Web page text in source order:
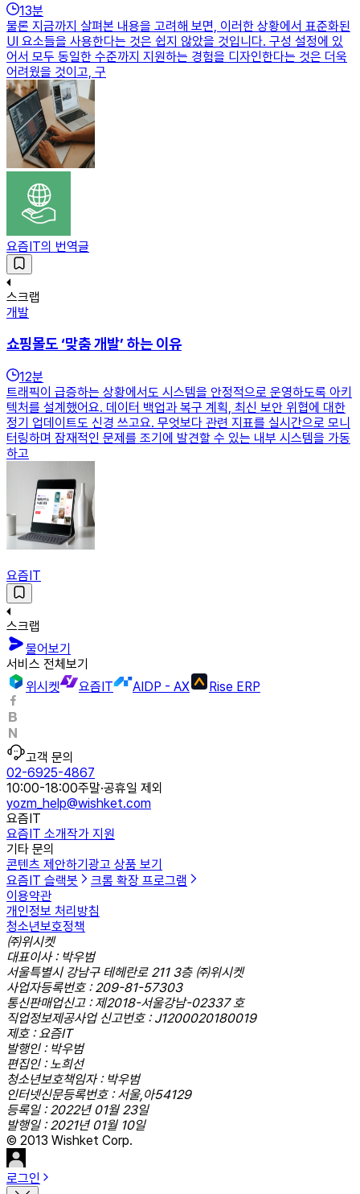
13분
물론 지금까지 살펴본 내용을 고려해 보면, 이러한 상황에서 표준화된
UI 요소들을 사용한다는 것은 쉽지 않았을 것입니다. 구성 설정에 있
어서 모두 동일한 수준까지 지원하는 경험을 디자인한다는 것은 더욱
어려웠을 것이고, 구
요즘IT의 번역글
스크랩
개발
쇼핑몰도 ‘맞춤 개발’ 하는 이유
12분
트래픽이 급증하는 상황에서도 시스템을 안정적으로 운영하도록 아키
텍처를 설계했어요. 데이터 백업과 복구 계획, 최신 보안 위협에 대한
정기 업데이트도 신경 쓰고요. 무엇보다 관련 지표를 실시간으로 모니
터링하며 잠재적인 문제를 조기에 발견할 수 있는 내부 시스템을 가동
하고
요즘IT
스크랩
물어보기
서비스 전체보기
위시켓
요즘IT AIDP - AX Rise ERP
고객 문의
02-6925-4867
10:00-18:00주말·공휴일 제외
yozm_help@wishket.com
요즘IT
요즘IT 소개작가 지원
기타 문의
콘텐츠 제안하기 광고 상품 보기
요즘IT 슬랙봇
크롬 확장 프로그램
이용약관
개인정보 처리방침
청소년보호정책
㈜위시켓
대표이사 : 박우범
서울특별시 강남구 테헤란로 211 3층 ㈜위시켓
사업자등록번호 : 209-81-57303
통신판매업신고 : 제2018-서울강남-02337 호
직업정보제공사업 신고번호 : J1200020180019
제호 : 요즘IT
발행인 : 박우범
편집인 : 노희선
청소년보호책임자 : 박우범
인터넷신문등록번호 : 서울,아54129
등록일 : 2022년 01월 23일
발행일 : 2021년 01월 10일
© 2013 Wishket Corp.
로그인